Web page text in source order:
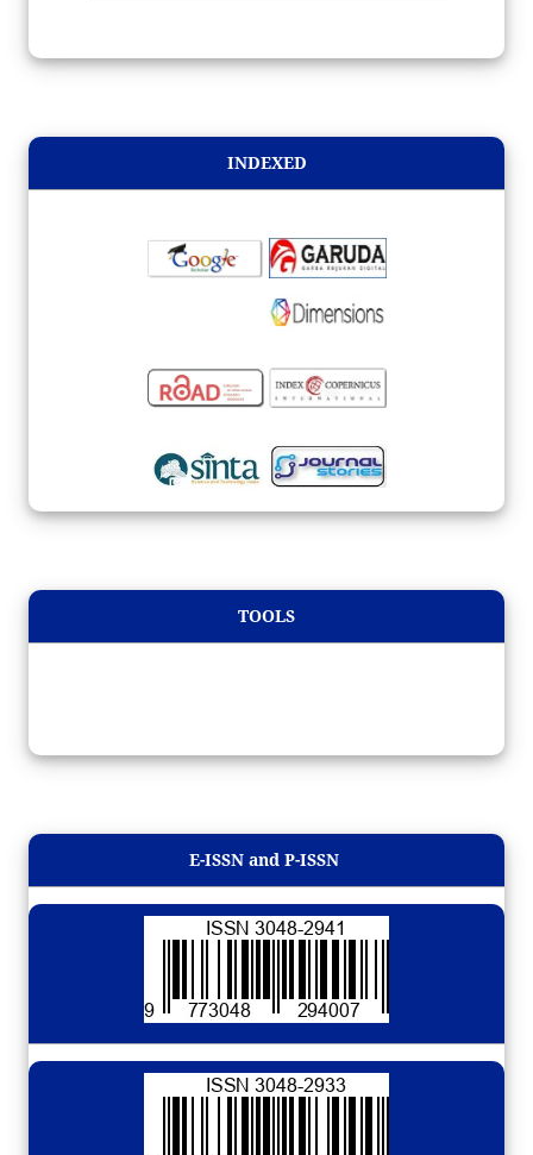
INDEXED
TOOLS
E-ISSN and P-ISSN